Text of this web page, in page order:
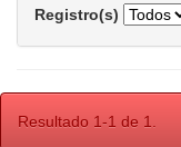
Registro(s)
Resultado 1-1 de 1.